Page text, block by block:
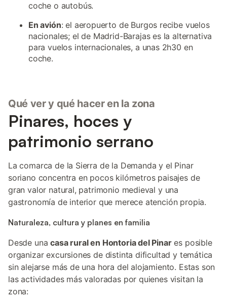
coche o autobús.
En avión: el aeropuerto de Burgos recibe vuelos
nacionales; el de Madrid-Barajas es la alternativa
para vuelos internacionales, a unas 2h30 en
coche.
Qué ver y qué hacer en la zona
Pinares, hoces y
patrimonio serrano
La comarca de la Sierra de la Demanda y el Pinar
soriano concentra en pocos kilómetros paisajes de
gran valor natural, patrimonio medieval y una
gastronomía de interior que merece atención propia.
Naturaleza, cultura y planes en familia
Desde unacasa rural en Hontoria del Pinares posible
organizar excursiones de distinta dificultad y temática
sin alejarse más de una hora del alojamiento. Estas son
las actividades más valoradas por quienes visitan la
zona: